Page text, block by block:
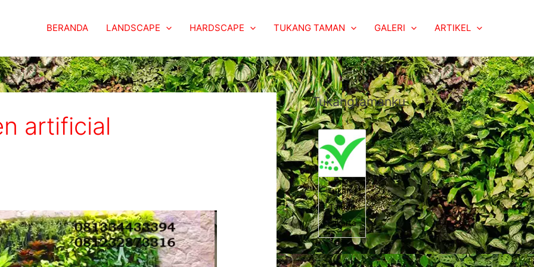
BERANDA LANDSCAPE HARDSCAPE TUKANG TAMAN GALERI ARTIKEL
artificial
Tukangtamanku
Tukang
Taman
Jakarta